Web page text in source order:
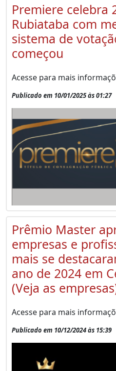
Premiere celebra
Rubiataba com
sistema de
começou
Acesse para mais
Publicado em 10/01/2025 às 01:27
Prêmio Master
empresas e
mais se
ano de 2024 em
(Veja as
Acesse para mais
Publicado em 10/12/2024 às 15:39